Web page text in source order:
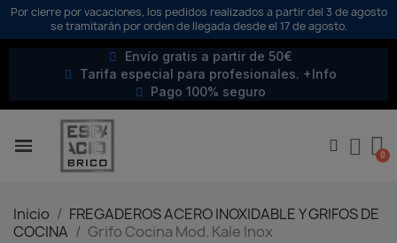
Por cierre por vacaciones, los pedidos realizados a partir del 3 de agosto
se tramitarán por orden de llegada desde el 17 de agosto.
Envío gratis a partir de 50€
Tarifa especial para profesionales. +Info
Pago 100% seguro
Inicio
FREGADEROS ACERO INOXIDABLE Y GRIFOS DE
COCINA
Grifo Cocina Mod. Kale Inox